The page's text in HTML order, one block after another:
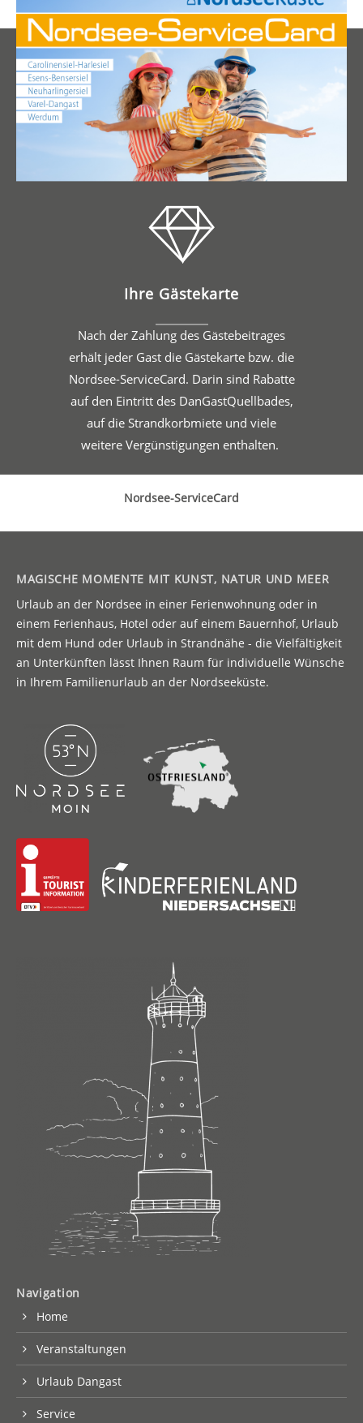
Ihre Gästekarte
Nach der Zahlung des Gästebeitrages
erhält jeder Gast die Gästekarte bzw. die
Nordsee-ServiceCard. Darin sind Rabatte
auf den Eintritt des DanGastQuellbades,
auf die Strandkorbmiete und viele
weitere Vergünstigungen enthalten.
Nordsee-ServiceCard
MAGISCHE MOMENTE MIT KUNST, NATUR UND MEER
Urlaub an der Nordsee in einer Ferienwohnung oder in
einem Ferienhaus, Hotel oder auf einem Bauernhof, Urlaub
mit dem Hund oder Urlaub in Strandnähe - die Vielfältigkeit
an Unterkünften lässt Ihnen Raum für individuelle Wünsche
in Ihrem Familienurlaub an der Nordseeküste.
Navigation
Home
Veranstaltungen
Urlaub Dangast
Service